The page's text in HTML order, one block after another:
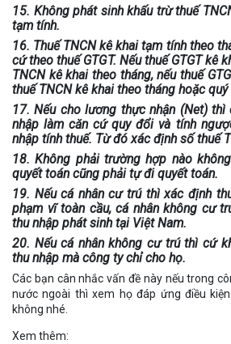
15. Không phát sinh khấu trừ thuế
tạm tính.
16. Thuế TNCN kê khai tạm tính theo
cứ theo thuế GTGT. Nếu thuế GTGT kê
TNCN kê khai theo tháng, nếu thuế
thuế TNCN kê khai theo tháng hoặc quý
17. Nếu cho lương thực nhận (Net)
nhập làm căn cứ quy đổi và tính
nhập tính thuế. Từ đó xác định số thuế
18. Không phải trường hợp nào
quyết toán cũng phải tự đi quyết toán.
19. Nếu cá nhân cư trú thì xác định
phạm vĩ toàn cầu, cá nhân không cư
thu nhập phát sinh tại Việt Nam.
20. Nếu cá nhân không cư trú thì cứ
thu nhập mà công ty chỉ cho họ.
Các bạn cân nhắc vấn đề này nếu trong
nước ngoài thì xem họ đáp ứng điều
không nhé.
Xem thêm: